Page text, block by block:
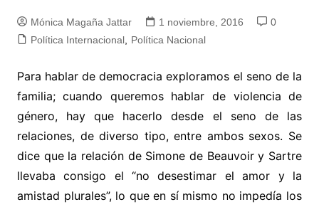
Mónica Magaña Jattar 1 noviembre, 2016
0
Política Internacional, Política Nacional
Para hablar de democracia exploramos el seno de la
familia; cuando queremos hablar de violencia de
género, hay que hacerlo desde el seno de las
relaciones, de diverso tipo, entre ambos sexos. Se
dice que la relación de Simone de Beauvoir y Sartre
llevaba consigo el “no desestimar el amor y la
amistad plurales”, lo que en sí mismo no impedía los